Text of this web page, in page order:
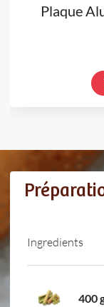
Plaque
Ingredients
400